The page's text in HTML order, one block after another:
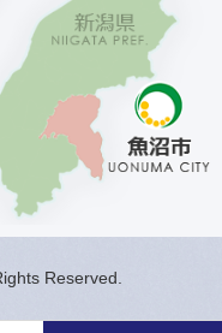
Reserved.